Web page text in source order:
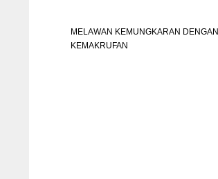
MELAWAN KEMUNGKARAN DENGAN
KEMAKRUFAN